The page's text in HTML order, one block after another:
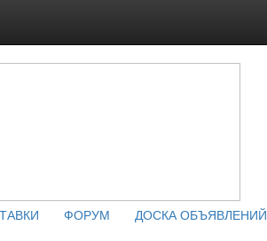
ФОРУМ ДОСКА ОБЪЯВЛЕНИЙ